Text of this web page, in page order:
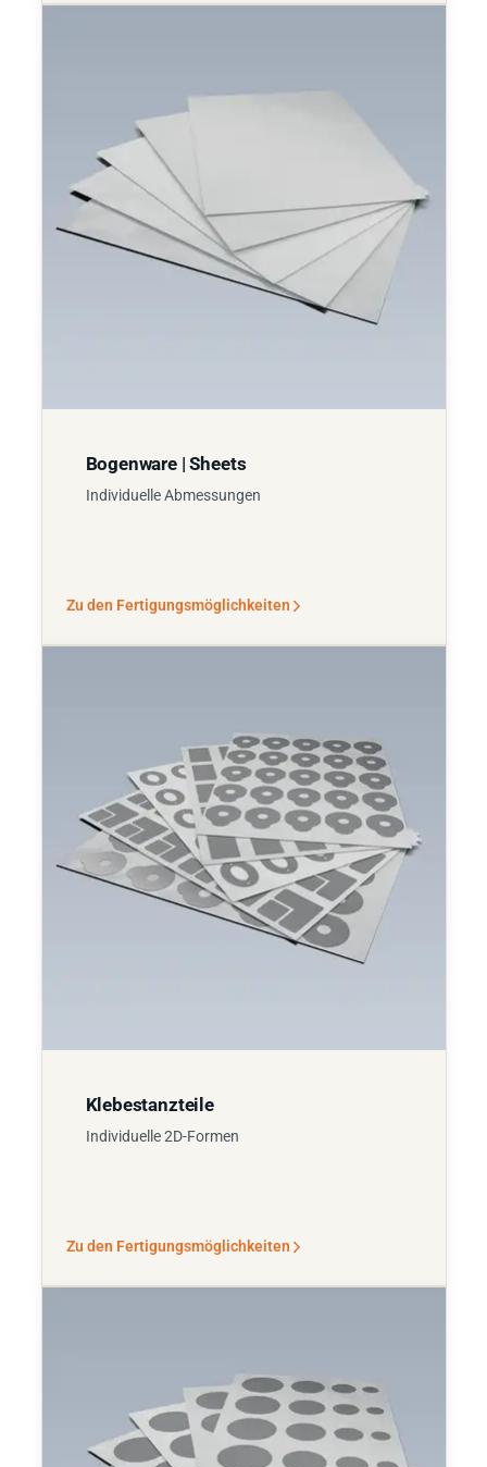
Bogenware | Sheets
Individuelle Abmessungen
Zu den Fertigungsmöglichkeiten
Klebestanzteile
Individuelle 2D-Formen
Zu den Fertigungsmöglichkeiten